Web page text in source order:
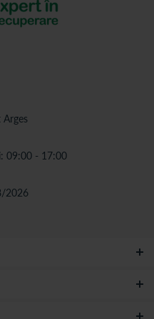
Arges
09:00 - 17:00
2026